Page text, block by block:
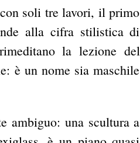
soli tre lavori, il primo
alla cifra stilistica di
la lezione del
è un nome sia maschile
ambiguo: una scultura a